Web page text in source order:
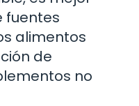
fuentes
alimentos
de
no